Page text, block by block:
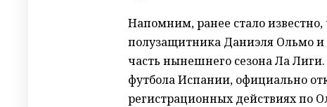
Напомним, ранее стало известно,
полузащитника Даниэля Ольмо
часть нынешнего сезона Ла
футбола Испании, официально
регистрационных действиях по